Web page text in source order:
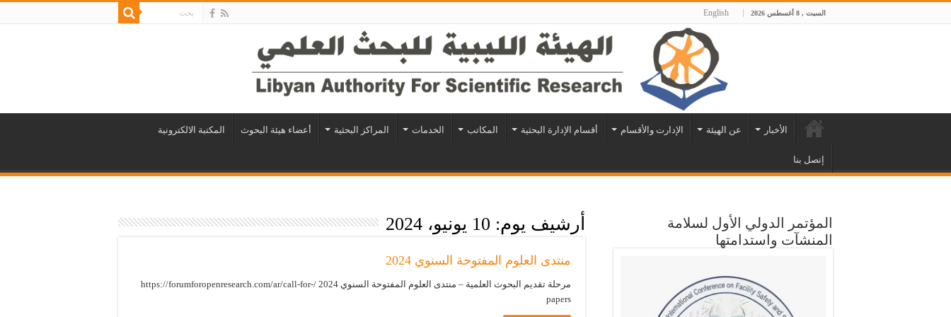
السبت , 8 أغسطس 2026 English
الأخبار عن الهيئة الإدارت والأقسام أقسام الإدارة البحثية المكاتب الخدمات المراكز البحثية أعضاء هيئة البحوث المكتبة الالكترونية
إتصل بنا
أرشيف يوم: 10 يونيو، 2024
منتدى العلوم المفتوحة السنوي 2024
مرحلة تقديم البحوث العلمية – منتدى العلوم المفتوحة السنوي 2024 /https://forumforopenresearch.com/ar/call-for-
papers
المؤتمر الدولي الأول لسلامة
المنشآت واستدامتها